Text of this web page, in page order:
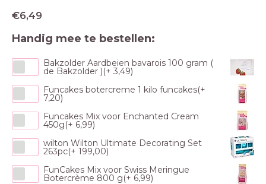
€6,49
Handig mee te bestellen:
Bakzolder Aardbeien bavarois 100 gram (
de Bakzolder )(+ 3,49)
Funcakes botercreme 1 kilo funcakes(+
7,20)
Funcakes Mix voor Enchanted Cream
450g(+ 6,99)
wilton Wilton Ultimate Decorating Set
263pc(+ 199,00)
FunCakes Mix voor Swiss Meringue
Botercrème 800 g(+ 6,99)